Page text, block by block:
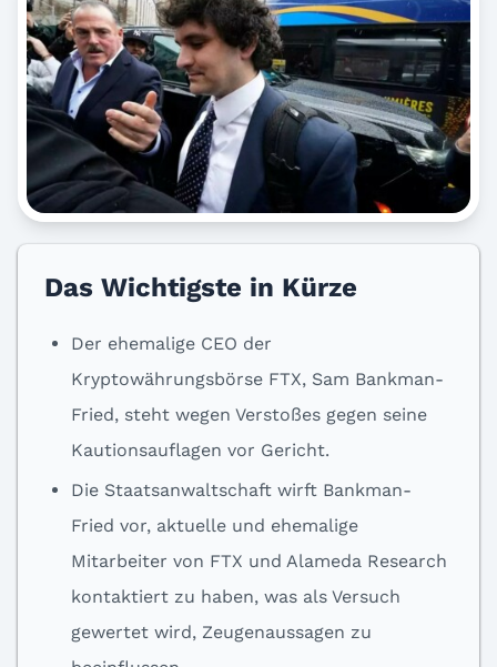
Das Wichtigste in Kürze
Der ehemalige CEO der
Kryptowährungsbörse FTX, Sam Bankman-
Fried, steht wegen Verstoßes gegen seine
Kautionsauflagen vor Gericht.
Die Staatsanwaltschaft wirft Bankman-
Fried vor, aktuelle und ehemalige
Mitarbeiter von FTX und Alameda Research
kontaktiert zu haben, was als Versuch
gewertet wird, Zeugenaussagen zu